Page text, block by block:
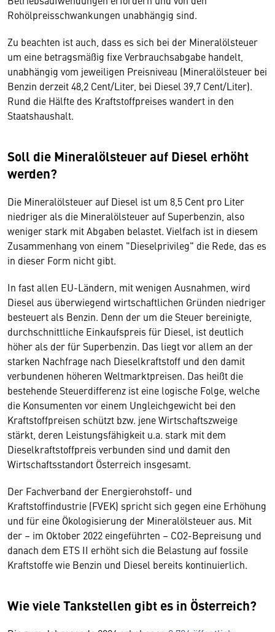
Rohölpreisschwankungen unabhängig sind.
Zu beachten ist auch, dass es sich bei der Mineralölsteuer
um eine betragsmäßig fixe Verbrauchsabgabe handelt,
unabhängig vom jeweiligen Preisniveau (Mineralölsteuer bei
Benzin derzeit 48,2 Cent/Liter, bei Diesel 39,7 Cent/Liter).
Rund die Hälfte des Kraftstoffpreises wandert in den
Staatshaushalt.
Soll die Mineralölsteuer auf Diesel erhöht
werden?
Die Mineralölsteuer auf Diesel ist um 8,5 Cent pro Liter
niedriger als die Mineralölsteuer auf Superbenzin, also
weniger stark mit Abgaben belastet. Vielfach ist in diesem
Zusammenhang von einem "Dieselprivileg" die Rede, das es
in dieser Form nicht gibt.
In fast allen EU-Ländern, mit wenigen Ausnahmen, wird
Diesel aus überwiegend wirtschaftlichen Gründen niedriger
besteuert als Benzin. Denn der um die Steuer bereinigte,
durchschnittliche Einkaufspreis für Diesel, ist deutlich
höher als der für Superbenzin. Das liegt vor allem an der
starken Nachfrage nach Dieselkraftstoff und den damit
verbundenen höheren Weltmarktpreisen. Das heißt die
bestehende Steuerdifferenz ist eine logische Folge, welche
die Konsumenten vor einem Ungleichgewicht bei den
Kraftstoffpreisen schützt bzw. jene Wirtschaftszweige
stärkt, deren Leistungsfähigkeit u.a. stark mit dem
Dieselkraftstoffpreis verbunden sind und damit den
Wirtschaftsstandort Österreich insgesamt.
Der Fachverband der Energierohstoff- und
Kraftstoffindustrie (FVEK) spricht sich gegen eine Erhöhung
und für eine Ökologisierung der Mineralölsteuer aus. Mit
der – im Oktober 2022 eingeführten – CO2-Bepreisung und
danach dem ETS II erhöht sich die Belastung auf fossile
Kraftstoffe wie Benzin und Diesel bereits kontinuierlich.
Wie viele Tankstellen gibt es in Österreich?